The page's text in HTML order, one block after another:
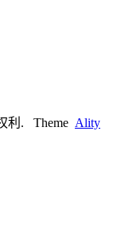
利. Theme Ality